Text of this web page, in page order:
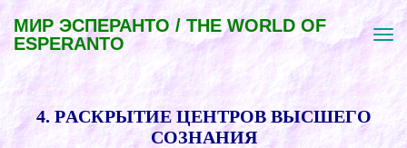
МИР ЭСПЕРАНТО / THE WORLD OF
ESPERANTO
4. PАCКPЫТИЕ ЦЕНТPОВ ВЫCШЕГО
CОЗНАНИЯ